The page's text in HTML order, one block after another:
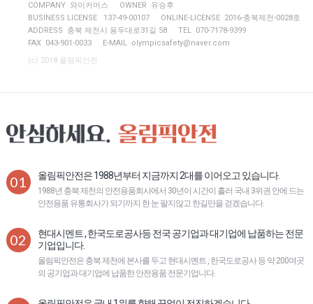
COMPANY 와이커머스
OWNER 유승후
BUSINESS LICENSE 137-49-00107
ONLINE-LICENSE 2016-충북제천-0028호
ADDRESS 충북 제천시 용두대로31길 58
TEL 070-7178-9399
FAX 043-901-0033
E-MAIL olympicsafety@naver.com
(c) 2018 올림픽안전
01 올림픽안전은 1988년부터 지금까지 2대를 이어오고 있습니다.
1988년 충북 제천의 안전용품회사에서 30년이 시간이 흘러 국내 3위권 안에 드는
안전용품 유통회사가 되기까지 한 눈 팔지않고 한길만을 걷겠습니다.
02
현대시멘트 , 한국도로공사등 전국 공기업과 대기업에 납품하는 전문
기업입니다.
올림픽안전은 충북 제천에 본사를 두고 현대시멘트 , 한국도로공사 등 약 200여곳
의 공기업과 대기업에 납품한 안전용품 전문기업니다.